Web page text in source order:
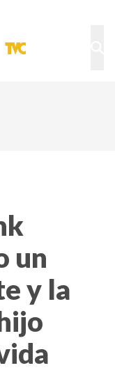
un
y la